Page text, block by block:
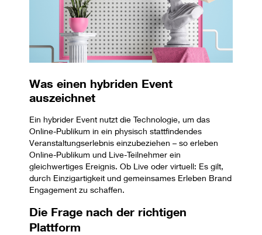
Was einen hybriden Event
auszeichnet
Ein hybrider Event nutzt die Technologie, um das
Online-Publikum in ein physisch stattfindendes
Veranstaltungserlebnis einzubeziehen – so erleben
Online-Publikum und Live-Teilnehmer ein
gleichwertiges Ereignis. Ob Live oder virtuell: Es gilt,
durch Einzigartigkeit und gemeinsames Erleben Brand
Engagement zu schaffen.
Die Frage nach der richtigen
Plattform